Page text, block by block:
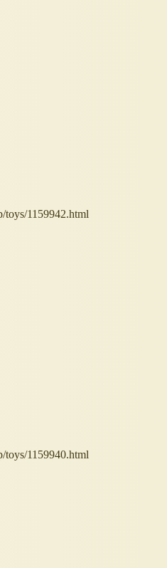
toys/1159942.html
toys/1159940.html